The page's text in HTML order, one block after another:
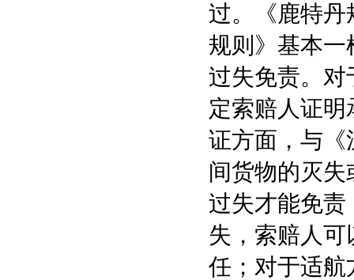
过。《鹿特丹
规则》基本一
过失免责。对
定索赔人证
证方面，与《
间货物的灭
过失才能免责
失，索赔人
任；对于适航